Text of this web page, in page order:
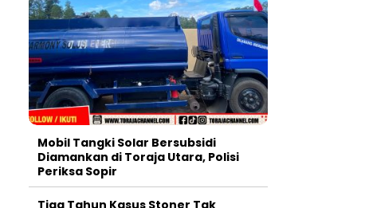
Mobil Tangki Solar Bersubsidi
Diamankan di Toraja Utara, Polisi
Periksa Sopir